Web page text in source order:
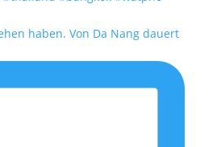
haben. Von Da Nang dauert